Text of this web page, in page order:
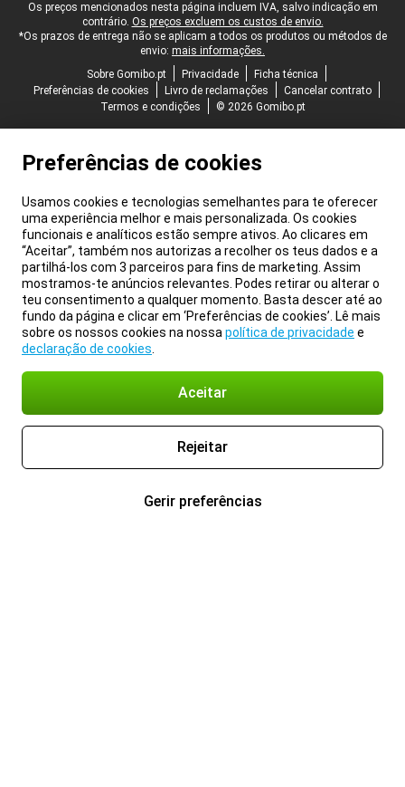
Rodapé legal
Os preços mencionados nesta página incluem IVA, salvo indicação em
contrário. Os preços excluem os custos de envio.
*Os prazos de entrega não se aplicam a todos os produtos ou métodos de
envio: mais informações.
Sobre Gomibo.pt
Privacidade
Ficha técnica
Preferências de cookies
Livro de reclamações
Cancelar contrato
Termos e condições
© 2026 Gomibo.pt
Preferências de cookies
Usamos cookies e tecnologias semelhantes para te oferecer
uma experiência melhor e mais personalizada. Os cookies
funcionais e analíticos estão sempre ativos. Ao clicares em
“Aceitar”, também nos autorizas a recolher os teus dados e a
partilhá-los com 3 parceiros para fins de marketing. Assim
mostramos-te anúncios relevantes. Podes retirar ou alterar o
teu consentimento a qualquer momento. Basta descer até ao
fundo da página e clicar em ‘Preferências de cookies’. Lê mais
sobre os nossos cookies na nossa política de privacidade e
declaração de cookies
Aceitar
Rejeitar
Gerir preferências